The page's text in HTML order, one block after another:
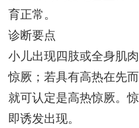
育正常。
诊断要点
小儿出现四肢或全身肌
惊厥；若具有高热在先
就可认定是高热惊厥。
即诱发出现。